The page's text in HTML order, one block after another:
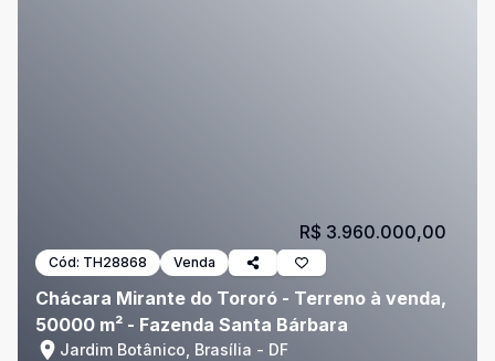
Cód: TH28868 Venda
Chácara Mirante do Tororó - Terreno à venda,
50000 m² - Fazenda Santa Bárbara
Jardim Botânico, Brasília - DF
R$ 3.960.000,00